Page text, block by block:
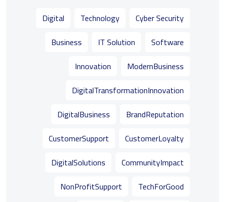
Digital Technology
Cyber Security
Business
IT Solution
Software
Innovation
ModernBusiness
DigitalTransformationInnovation
DigitalBusiness
BrandReputation
CustomerSupport
CustomerLoyalty
DigitalSolutions
CommunityImpact
NonProfitSupport
TechForGood